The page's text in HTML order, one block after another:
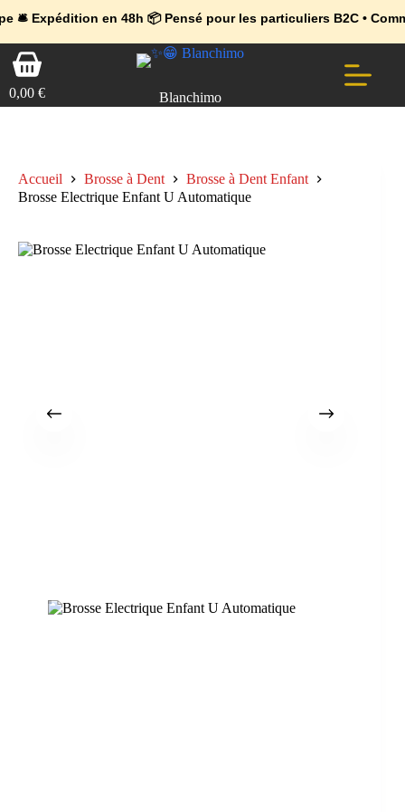
en 48h 📦 Pensé pour les particuliers B2C • Commande
🔥 Déjà adopté par les pros 👉 Passez en Espace Pro B2B 📦
💼 Offres réservées aux professionnels 🚀 Rejoignez l’Espace Pro
PasserPanier
d’achat
0,00 € Blanchimo
Accueil Brosse à Dent
Brosse à Dent Enfant
Brosse Electrique Enfant U Automatique